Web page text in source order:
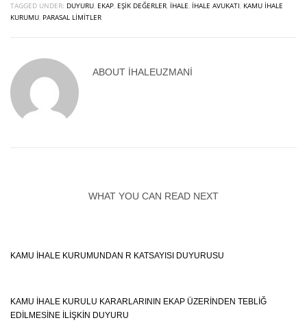
TAGGED UNDER: DUYURU, EKAP, EŞIK DEĞERLER, İHALE, İHALE AVUKATI, KAMU İHALE
KURUMU, PARASAL LIMITLER
ABOUT IHALEUZMANI
WHAT YOU CAN READ NEXT
KAMU İHALE KURUMUNDAN R KATSAYISI DUYURUSU
KAMU İHALE KURULU KARARLARININ EKAP ÜZERINDEN TEBLIĞ
EDILMESINE İLIŞKIN DUYURU